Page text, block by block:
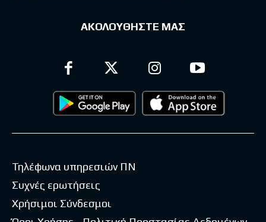
ΑΚΟΛΟΥΘΗΣΤΕ ΜΑΣ
Τηλέφωνα υπηρεσιών ΠΝ
Συχνές ερωτήσεις
Χρήσιμοι Σύνδεσμοι